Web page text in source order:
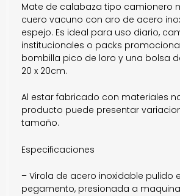
Mate de calabaza tipo camionero
cuero vacuno con aro de acero
espejo. Es ideal para uso diario,
institucionales o packs
bombilla pico de loro y una bolsa
20 x 20cm.
Al estar fabricado con materiales
producto puede presentar
tamaño.
Especificaciones
– Virola de acero inoxidable pulido
pegamento, presionada a